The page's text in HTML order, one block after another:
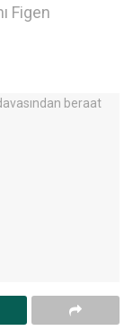
Figen